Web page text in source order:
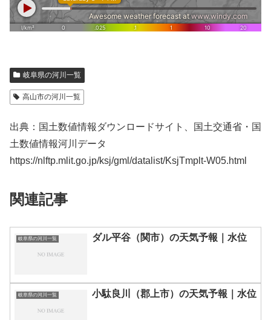
岐阜県の河川一覧
高山市の河川一覧
出典：国土数値情報ダウンロードサイト、国土交通省・国
土数値情報河川データ
https://nlftp.mlit.go.jp/ksj/gml/datalist/KsjTmplt-W05.html
関連記事
岐阜県の河川一覧 ダル平谷（関市）の天気予報｜水位
岐阜県の河川一覧 小駄良川（郡上市）の天気予報｜水位